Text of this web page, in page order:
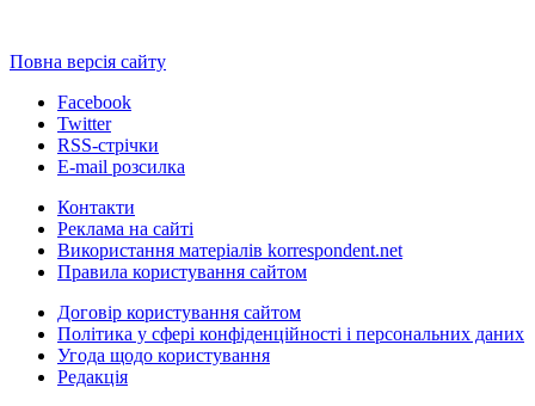
Повна версія сайту
Facebook
Twitter
RSS-стрічки
E-mail розсилка
Контакти
Реклама на сайті
Використання матеріалів korrespondent.net
Правила користування сайтом
Договір користування сайтом
Політика у сфері конфіденційності і персональних даних
Угода щодо користування
Редакція